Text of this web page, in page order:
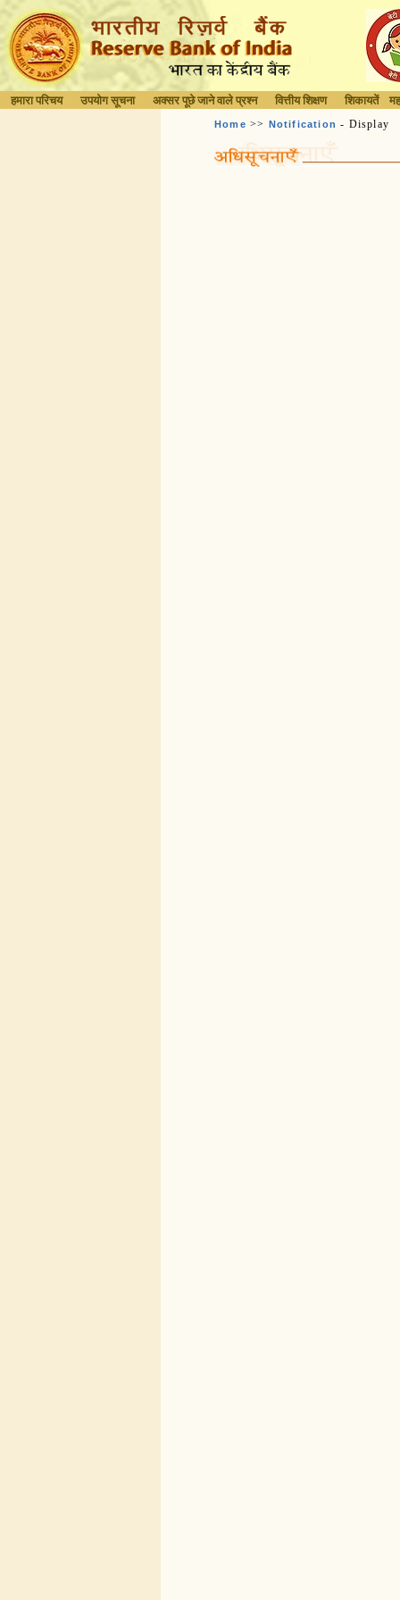
हमारा परिचय उपयोग सूचना अक्सर पूछे जाने वाले प्रश्न वित्तीय शिक्षण शिकायतें
Home >> Notification - Display